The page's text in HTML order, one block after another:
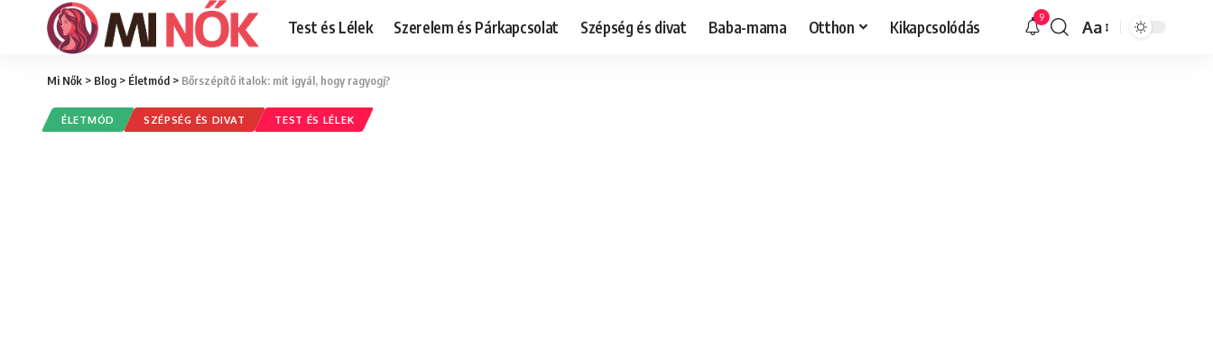
Test és Lélek Szerelem és Párkapcsolat Szépség és divat Baba-mama Otthon Kikapcsolódás 9
Font
Aa
Mi Nők > Blog > Életmód > Bőrszépítő italok: mit igyál, hogy ragyogj?
ÉLETMÓD SZÉPSÉG ÉS DIVAT TEST ÉS LÉLEK